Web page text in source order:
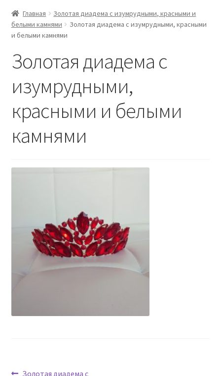
Главная
Золотая диадема с изумрудными, красными и
белыми камнями
Золотая диадема с изумрудными, красными
и белыми камнями
Золотая диадема с
изумрудными,
красными и белыми
камнями
Предыдущая
Золотая диадема с